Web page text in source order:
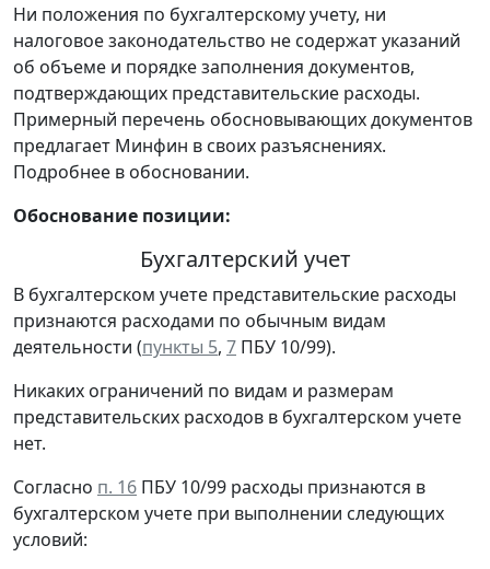
Ни положения по бухгалтерскому учету, ни
налоговое законодательство не содержат указаний
об объеме и порядке заполнения документов,
подтверждающих представительские расходы.
Примерный перечень обосновывающих документов
предлагает Минфин в своих разъяснениях.
Подробнее в обосновании.
Обоснование позиции:
Бухгалтерский учет
В бухгалтерском учете представительские расходы
признаются расходами по обычным видам
деятельности (пункты 5, 7 ПБУ 10/99).
Никаких ограничений по видам и размерам
представительских расходов в бухгалтерском учете
нет.
Согласно п. 16 ПБУ 10/99 расходы признаются в
бухгалтерском учете при выполнении следующих
условий: